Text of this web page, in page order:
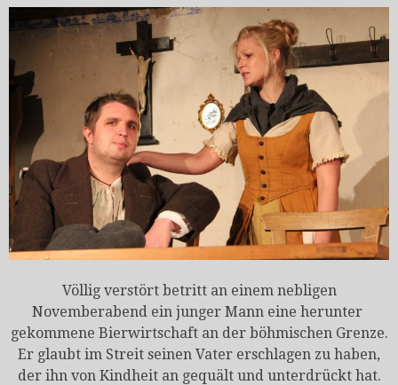
Völlig verstört betritt an einem nebligen
Novemberabend ein junger Mann eine herunter
gekommene Bierwirtschaft an der böhmischen Grenze.
Er glaubt im Streit seinen Vater erschlagen zu haben,
der ihn von Kindheit an gequält und unterdrückt hat.